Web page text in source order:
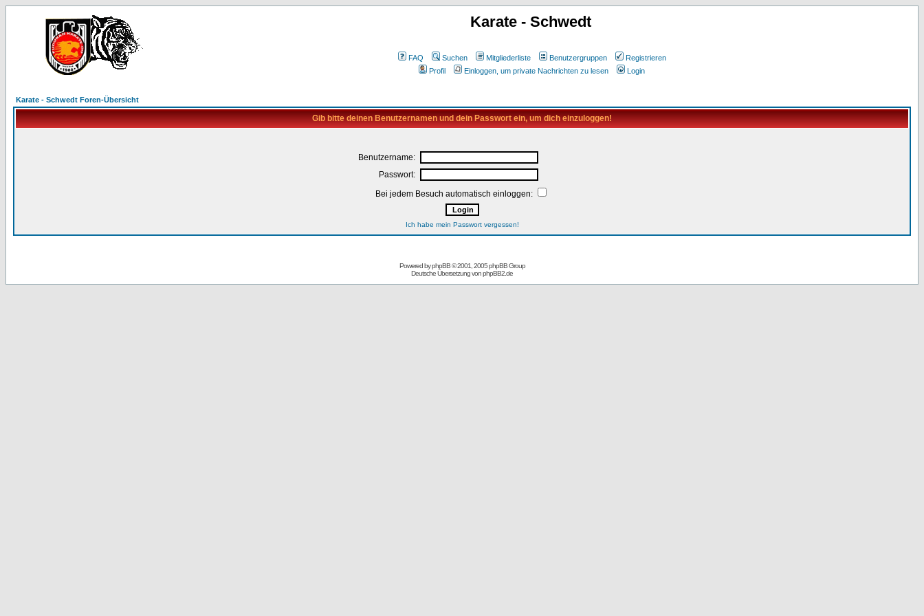
Karate - Schwedt
FAQ Suchen Mitgliederliste Benutzergruppen
Registrieren
Profil
Einloggen, um private Nachrichten zu lesen Login
Karate - Schwedt Foren-Übersicht
Gib bitte deinen Benutzernamen und dein Passwort ein, um dich einzuloggen!
Benutzername:
Passwort:
Bei jedem Besuch automatisch einloggen:
Ich habe mein Passwort vergessen!
Powered byphpBB© 2001, 2005 phpBB Group
Deutsche Übersetzung vonphpBB2.de